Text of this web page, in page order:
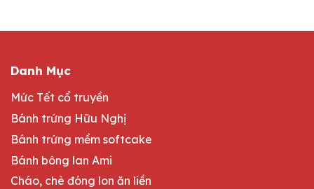
Danh Mục
Mức Tết cổ truyền
Bánh trứng Hữu Nghị
Bánh trứng mềm softcake
Bánh bông lan Ami
Cháo, chè đóng lon ăn liền